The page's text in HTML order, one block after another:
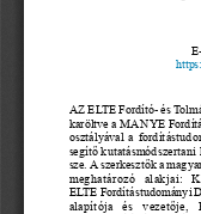
AZ ELTE Fordító- és
karöltve a MANYE
osztályával  a
segítő
sze. A   szerkesztők a
meghatározó   alakjai:
ELTE Fordítástudományi
alapítója  és  vezetője,